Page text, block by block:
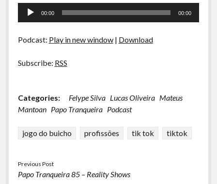
Tocador
00:00 00:00
Podcast: Play in new window| Download
Subscribe: RSS
Categories: Felype Silva Lucas Oliveira Mateus
Mantoan Papo Tranqueira Podcast
jogo do buicho profissões tik tok tiktok
Previous Post
Papo Tranqueira 85 – Reality Shows